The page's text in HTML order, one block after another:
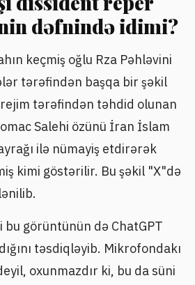
dəfnində idimi?
keçmiş oğlu Rza Pəhləvini
tərəfindən başqa bir şəkil
rejim tərəfindən təhdid olunan
Salehi özünü İran İslam
ilə nümayiş etdirərək
kimi göstərilir. Bu şəkil "X"də
bu görüntünün də ChatGPT
təsdiqləyib. Mikrofondakı
oxunmazdır ki, bu da süni